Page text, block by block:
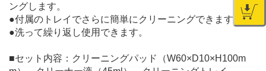
ングします。
●付属のトレイでさらに簡単にクリーニングできます。
●洗って繰り返し使用できます。
■セット内容：クリーニングパッド（W60×D10×H100m